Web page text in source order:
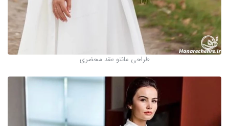
طراحی مانتو عقد محضری